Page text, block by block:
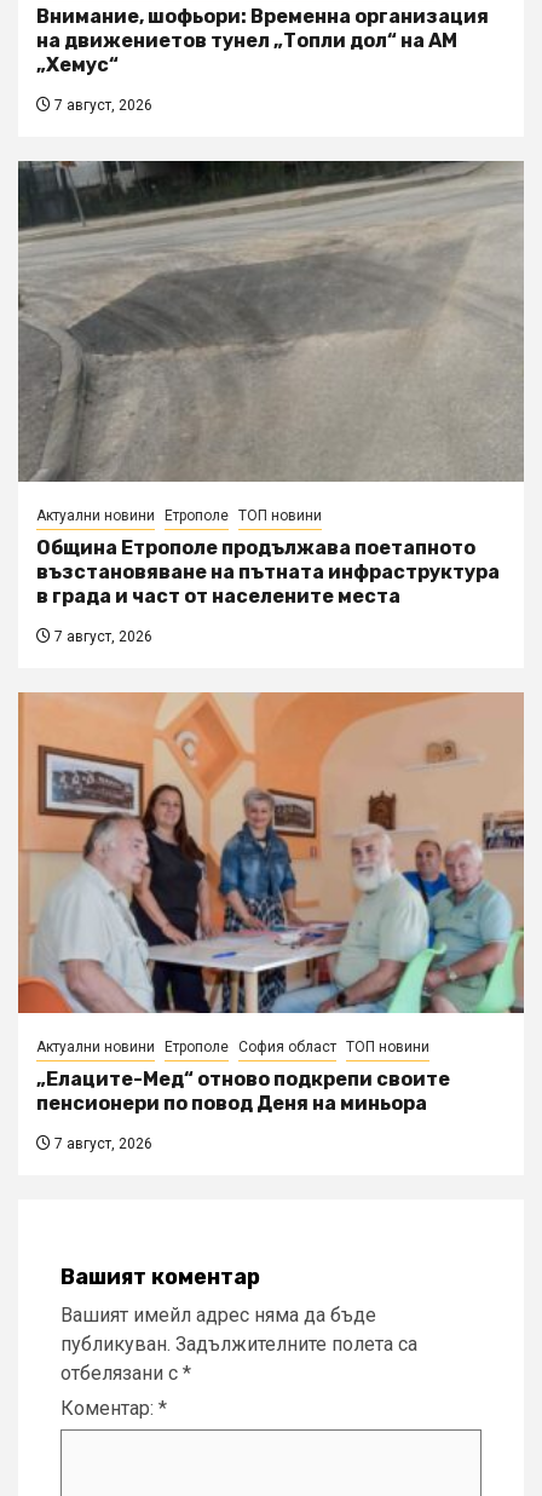
Внимание, шофьори: Временна организация
на движениетов тунел „Топли дол“ на АМ
„Хемус“
7 август, 2026
Актуални новини Етрополе ТОП новини
Община Етрополе продължава поетапното
възстановяване на пътната инфраструктура
в града и част от населените места
7 август, 2026
Актуални новини Етрополе София област ТОП новини
„Елаците-Мед“ отново подкрепи своите
пенсионери по повод Деня на миньора
7 август, 2026
Вашият коментар
Вашият имейл адрес няма да бъде
публикуван. Задължителните полета са
отбелязани с *
Коментар: *